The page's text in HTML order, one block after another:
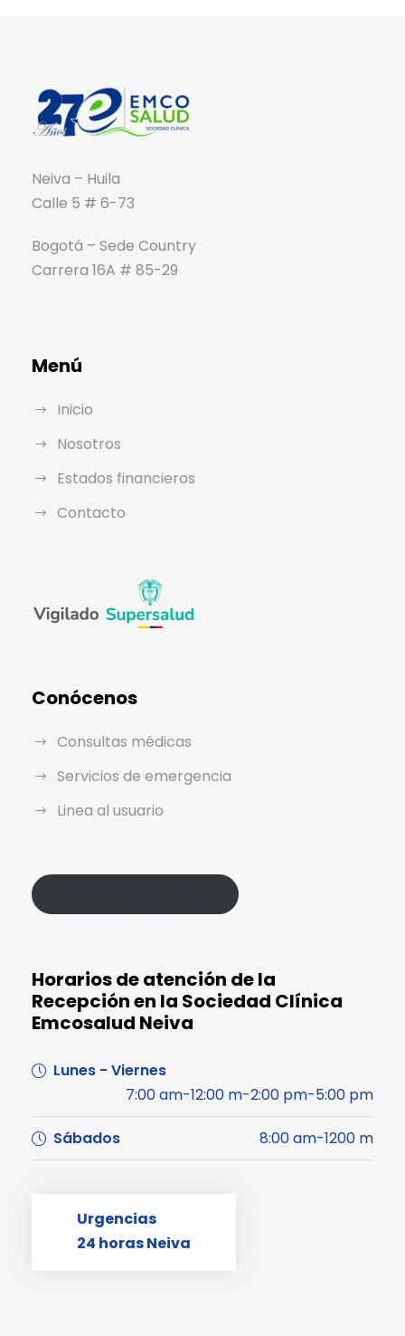
Neiva – Huila
Calle 5 # 6-73
Bogotá – Sede Country
Carrera 16A # 85-29
Menú
Inicio
Nosotros
Estados financieros
Contacto
Conócenos
Consultas médicas
Servicios de emergencia
Linea al usuario
Horarios de atención de la
Recepción en la Sociedad Clínica
Emcosalud Neiva
Lunes - Viernes
7:00 am-12:00 m-2:00 pm-5:00 pm
Sábados 8:00 am-1200 m
Urgencias
24 horas Neiva